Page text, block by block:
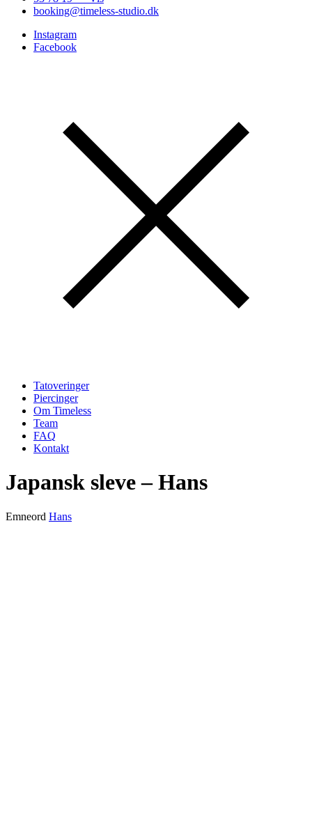
booking@timeless-studio.dk
Instagram
Facebook
Tatoveringer
Piercinger
Om Timeless
Team
FAQ
Kontakt
Japansk sleve – Hans
Emneord Hans